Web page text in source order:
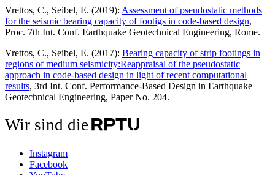
Vrettos, C., Seibel, E. (2019): Assessment of pseudostatic methods
for the seismic bearing capacity of footigs in code-based design,
Proc. 7th Int. Conf. Earthquake Geotechnical Engineering, Rome.
Vrettos, C., Seibel, E. (2017): Bearing capacity of strip footings in
regions of medium seismicity:Reappraisal of the pseudostatic
approach in code-based design in light of recent computational
results, 3rd Int. Conf. Performance-Based Design in Earthquake
Geotechnical Engineering, Paper No. 204.
Wir sind die
Instagram
Facebook